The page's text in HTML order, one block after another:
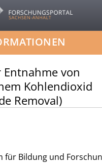
von
Kohlendioxid
Removal)
für Bildung und